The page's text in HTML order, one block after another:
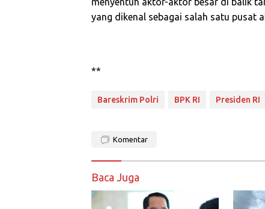
yang dikenal sebagai salah satu pusat
**
Bareskrim Polri BPK RI Presiden RI
Komentar
Baca Juga